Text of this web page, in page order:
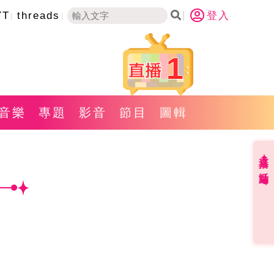
threads 登入
1
樂 專題 影音 節目 圖輯
直播✦活動